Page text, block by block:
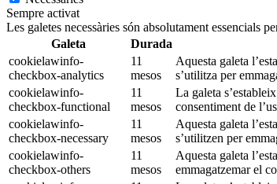
Sempre activat
Les galetes necessàries són absolutament essencials
Galeta
Durada
cookielawinfo-
checkbox-analytics
11
mesos
Aquesta galeta
s’utilitza per
cookielawinfo-
checkbox-functional
11
mesos
La galeta
consentiment de
cookielawinfo-
checkbox-necessary
11
mesos
Aquesta galeta
s’utilitzen per
cookielawinfo-
checkbox-others
11
mesos
Aquesta galeta
emmagatzemar el